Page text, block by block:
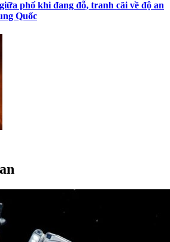
phố khi đang đỗ, tranh cãi về độ an
Quốc